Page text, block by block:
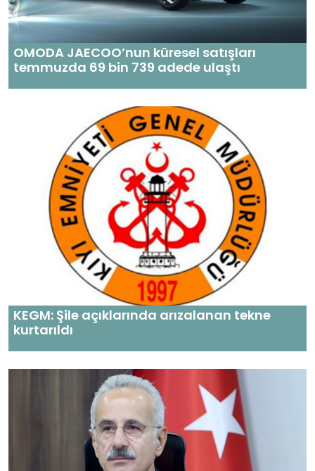
OMODA JAECOO’nun küresel satışları
temmuzda 69 bin 739 adede ulaştı
KEGM: Şile açıklarında arızalanan tekne
kurtarıldı